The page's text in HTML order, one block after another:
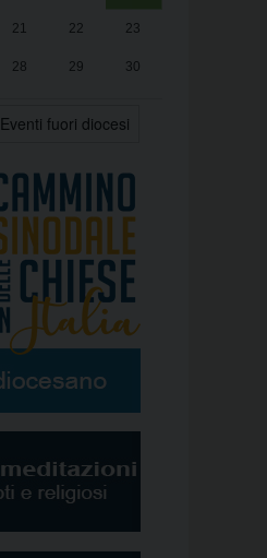
21 22 23
28 29 30
Eventi fuori diocesi